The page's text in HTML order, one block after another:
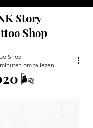
Story
Shop
🌬️
Shop
om te lezen